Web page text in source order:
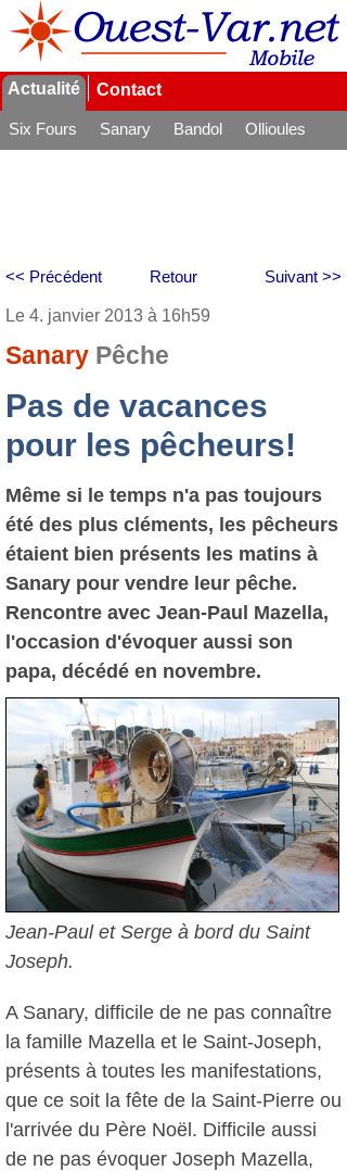
Actualité Contact
Six Fours Sanary Bandol
Ollioules
Retour
<< Précédent Suivant >>
Le 4. janvier 2013 à 16h59
Sanary Pêche
Pas de vacances
pour les pêcheurs!
Même si le temps n'a pas toujours
été des plus cléments, les pêcheurs
étaient bien présents les matins à
Sanary pour vendre leur pêche.
Rencontre avec Jean-Paul Mazella,
l'occasion d'évoquer aussi son
papa, décédé en novembre.
Jean-Paul et Serge à bord du Saint
Joseph.
A Sanary, difficile de ne pas connaître
la famille Mazella et le Saint-Joseph,
présents à toutes les manifestations,
que ce soit la fête de la Saint-Pierre ou
l'arrivée du Père Noël. Difficile aussi
de ne pas évoquer Joseph Mazella,